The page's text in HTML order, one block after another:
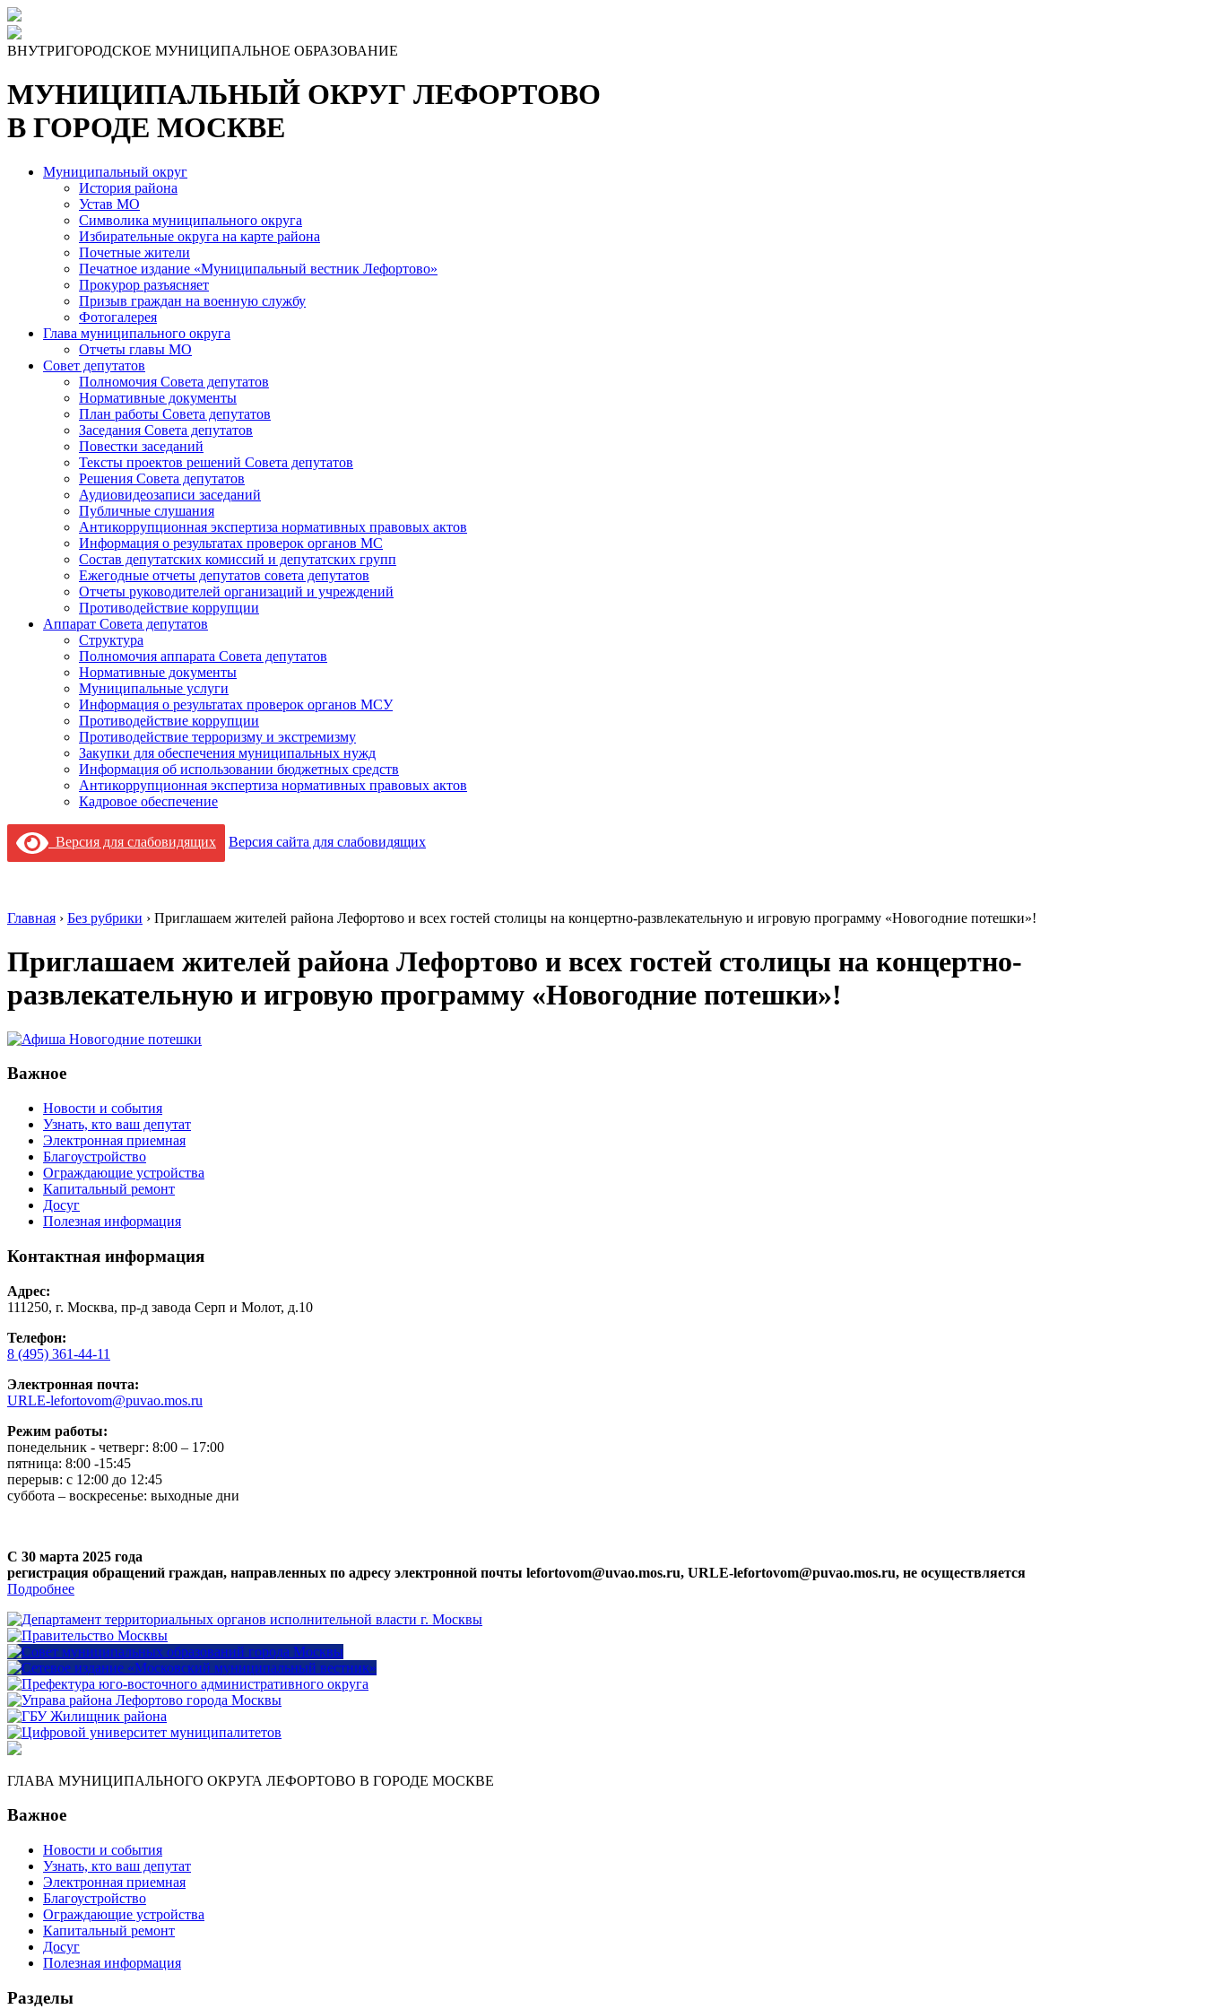
Skip
to
the
ВНУТРИГОРОДСКОЕ МУНИЦИПАЛЬНОЕ ОБРАЗОВАНИЕ
МУНИЦИПАЛЬНЫЙ ОКРУГ ЛЕФОРТОВО
В ГОРОДЕ МОСКВЕ
Муниципальный округ
История района
Устав МО
Символика муниципального округа
Избирательные округа на карте района
Почетные жители
Печатное издание «Муниципальный вестник Лефортово»
Прокурор разъясняет
Призыв граждан на военную службу
Фотогалерея
Глава муниципального округа
Отчеты главы МО
Совет депутатов
Полномочия Совета депутатов
Нормативные документы
План работы Совета депутатов
Заседания Cовета депутатов
Повестки заседаний
Тексты проектов решений Совета депутатов
Решения Совета депутатов
Аудиовидеозаписи заседаний
Публичные слушания
Антикоррупционная экспертиза нормативных правовых актов
Информация о результатах проверок органов МС
Состав депутатских комиссий и депутатских групп
Ежегодные отчеты депутатов совета депутатов
Отчеты руководителей организаций и учреждений
Противодействие коррупции
Аппарат Совета депутатов
Структура
Полномочия аппарата Совета депутатов
Нормативные документы
Муниципальные услуги
Информация о результатах проверок органов МСУ
Противодействие коррупции
Противодействие терроризму и экстремизму
Закупки для обеспечения муниципальных нужд
Информация об использовании бюджетных средств
Антикоррупционная экспертиза нормативных правовых актов
Кадровое обеспечение
Версия для слабовидящих Версия сайта для слабовидящих
Главная › Без рубрики › Приглашаем жителей района Лефортово и всех гостей столицы на концертно-развлекательную и игровую программу «Новогодние потешки»!
Приглашаем жителей района Лефортово и всех гостей столицы на концертно-
развлекательную и игровую программу «Новогодние потешки»!
Важное
Новости и события
Узнать, кто ваш депутат
Электронная приемная
Благоустройство
Ограждающие устройства
Капитальный ремонт
Досуг
Полезная информация
Контактная информация
Адрес:
111250, г. Москва, пр-д завода Серп и Молот, д.10
Телефон:
8 (495) 361-44-11
Электронная почта:
URLE-lefortovom@puvao.mos.ru
Режим работы:
понедельник - четверг: 8:00 – 17:00
пятница: 8:00 -15:45
перерыв: с 12:00 до 12:45
суббота – воскресенье: выходные дни
С 30 марта 2025 года
регистрация обращений граждан, направленных по адресу электронной почты lefortovom@uvao.mos.ru, URLE-lefortovom@puvao.mos.ru, не осуществляется
Подробнее
ГЛАВА МУНИЦИПАЛЬНОГО ОКРУГА ЛЕФОРТОВО В ГОРОДЕ МОСКВЕ
Важное
Новости и события
Узнать, кто ваш депутат
Электронная приемная
Благоустройство
Ограждающие устройства
Капитальный ремонт
Досуг
Полезная информация
Разделы